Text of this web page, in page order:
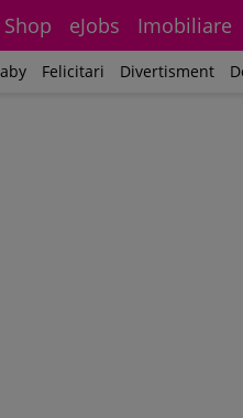
Shop eJobs Imobiliare
Felicitari Divertisment